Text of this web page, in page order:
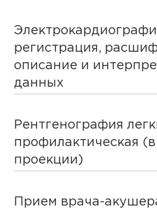
регистрация,
описание и
данных
Рентгенография
профилактическая (в
проекции)
Прием врача-